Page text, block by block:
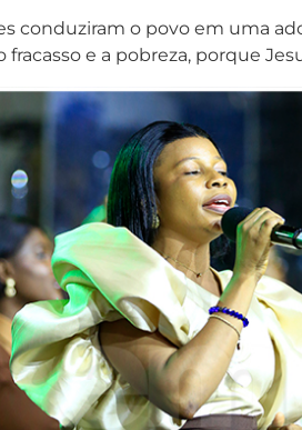
conduziram o povo em uma
fracasso e a pobreza, porque